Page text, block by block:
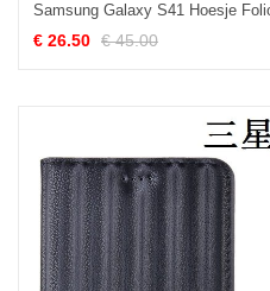
€ 26.50 € 45.00